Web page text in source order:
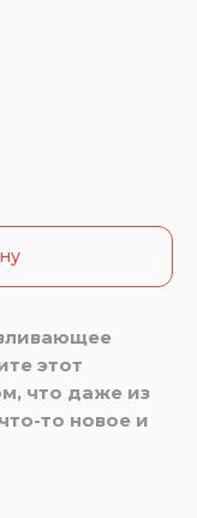
этот
что даже из
то новое и